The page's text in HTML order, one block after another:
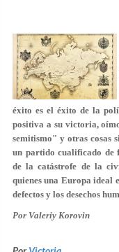
éxito es el éxito de la
positiva a su victoria,
semitismo" y otras cosas
un partido cualificado de
de la catástrofe de la
quienes una Europa ideal
defectos y los desechos
Por Valeriy Korovin